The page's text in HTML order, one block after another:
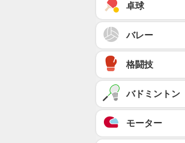
卓球
バレー
格闘技
バドミントン
モーター